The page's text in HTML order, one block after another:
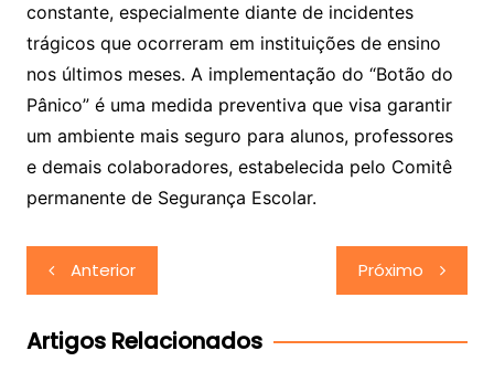
constante, especialmente diante de incidentes
trágicos que ocorreram em instituições de ensino
nos últimos meses. A implementação do “Botão do
Pânico” é uma medida preventiva que visa garantir
um ambiente mais seguro para alunos, professores
e demais colaboradores, estabelecida pelo Comitê
permanente de Segurança Escolar.
Navegação
de
Post
Anterior Próximo
Artigos Relacionados